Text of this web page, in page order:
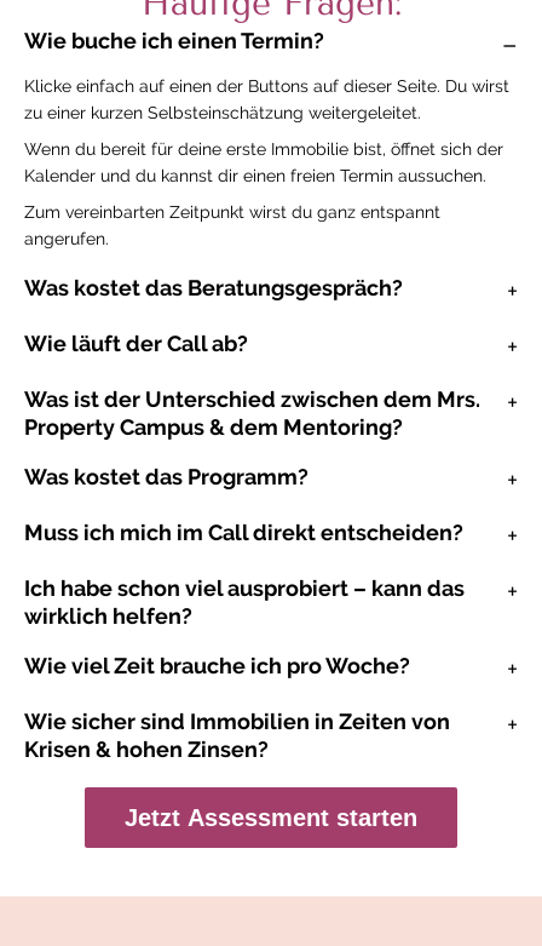
Wie buche ich einen Termin?
Klicke einfach auf einen der Buttons auf dieser Seite. Du wirst
zu einer kurzen Selbsteinschätzung weitergeleitet.
Wenn du bereit für deine erste Immobilie bist, öffnet sich der
Kalender und du kannst dir einen freien Termin aussuchen.
Zum vereinbarten Zeitpunkt wirst du ganz entspannt
angerufen.
Was kostet das Beratungsgespräch?
Wie läuft der Call ab?
Was ist der Unterschied zwischen dem Mrs.
Property Campus & dem Mentoring?
Was kostet das Programm?
Muss ich mich im Call direkt entscheiden?
Ich habe schon viel ausprobiert – kann das
wirklich helfen?
Wie viel Zeit brauche ich pro Woche?
Wie sicher sind Immobilien in Zeiten von
Krisen & hohen Zinsen?
Jetzt Assessment starten